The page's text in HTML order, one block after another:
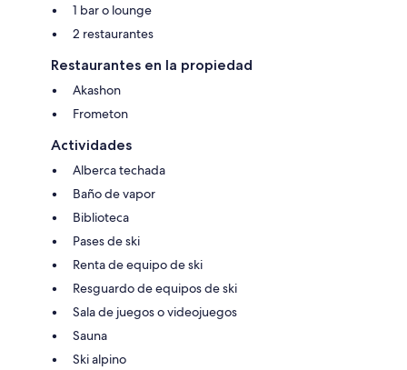
1 bar o lounge
2 restaurantes
Restaurantes en la propiedad
Akashon
Frometon
Actividades
Alberca techada
Baño de vapor
Biblioteca
Pases de ski
Renta de equipo de ski
Resguardo de equipos de ski
Sala de juegos o videojuegos
Sauna
Ski alpino